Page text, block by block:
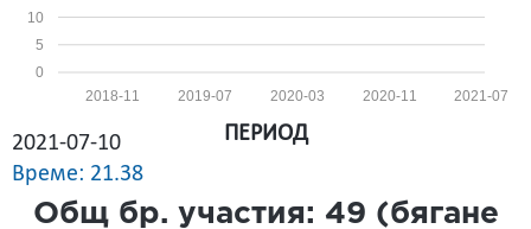
0
5
10
2021-07
2020-11
2020-03
2019-07
2018-11
2021-07-10
Време: 21.38
ПЕРИОД
Общ бр. участия: 49 (бягане